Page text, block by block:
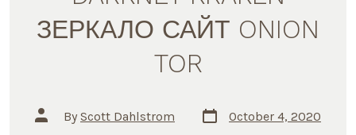
ЗЕРКАЛО САЙТ ONION
TOR
Post
author
By Scott Dahlstrom
Post
date
October 4, 2020